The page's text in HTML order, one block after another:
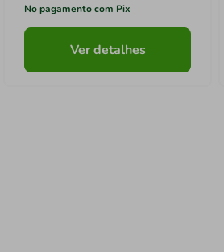
No pagamento com Pix
Ver detalhes